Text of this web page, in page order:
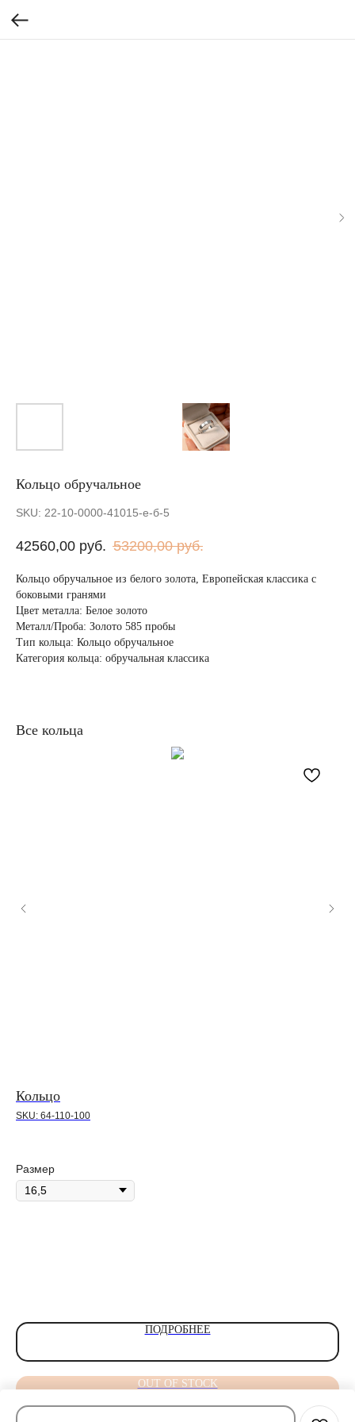
Кольцо обручальное
SKU: 22-10-0000-41015-е-б-5
42560,00 руб. 53200,00 руб.
Кольцо обручальное из белого золота, Европейская классика с
боковыми гранями
Цвет металла: Белое золото
Металл/Проба: Золото 585 пробы
Тип кольца: Кольцо обручальное
Категория кольца: обручальная классика
Все кольца
Кольцо
SKU: 64-110-100
Размер
ПОДРОБНЕЕ
OUT OF STOCK